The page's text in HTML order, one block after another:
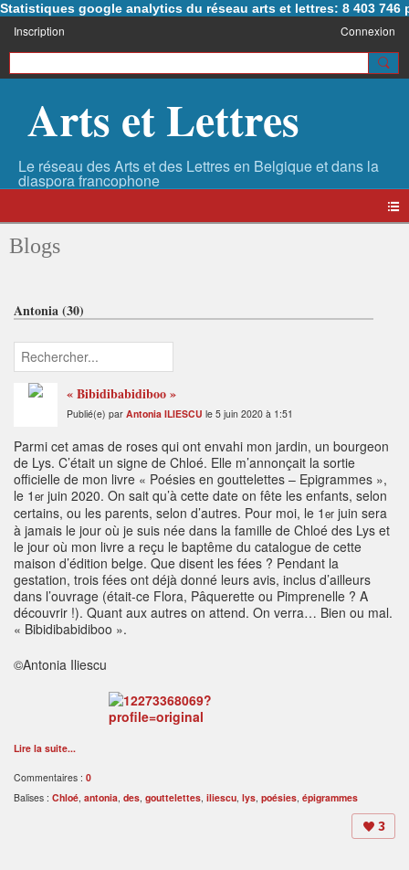
Statistiques google analytics du réseau arts et lettres: 8 403 746
Inscription Connexion
Arts et Lettres
Blogs
Antonia (30)
« Bibidibabidiboo »
Publié(e) par Antonia ILIESCU le 5 juin 2020 à 1:51
Parmi cet amas de roses qui ont envahi mon jardin, un bourgeon
de Lys. C’était un signe de Chloé. Elle m’annonçait la sortie
officielle de mon livre « Poésies en gouttelettes – Epigrammes »,
le 1er juin 2020. On sait qu’à cette date on fête les enfants, selon
certains, ou les parents, selon d’autres. Pour moi, le 1er juin sera
à jamais le jour où je suis née dans la famille de Chloé des Lys et
le jour où mon livre a reçu le baptême du catalogue de cette
maison d’édition belge. Que disent les fées ? Pendant la
gestation, trois fées ont déjà donné leurs avis, inclus d’ailleurs
dans l’ouvrage (était-ce Flora, Pâquerette ou Pimprenelle ? A
découvrir !). Quant aux autres on attend. On verra… Bien ou mal.
« Bibidibabidiboo ».
©Antonia Iliescu
Lire la suite...
Commentaires : 0
Balises : Chloé, antonia, des, gouttelettes, iliescu, lys, poésies, épigrammes
3